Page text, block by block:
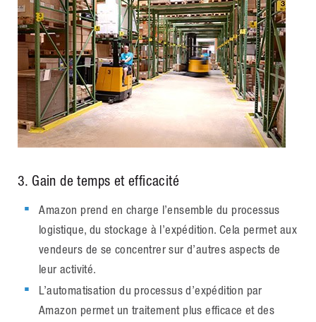
3. Gain de temps et efficacité
Amazon prend en charge l’ensemble du processus
logistique, du stockage à l’expédition. Cela permet aux
vendeurs de se concentrer sur d’autres aspects de
leur activité.
L’automatisation du processus d’expédition par
Amazon permet un traitement plus efficace et des